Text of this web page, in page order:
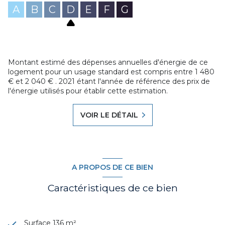
A B C D E F G
Montant estimé des dépenses annuelles d'énergie de ce
logement pour un usage standard est compris entre 1 480
€ et 2 040 € . 2021 étant l'année de référence des prix de
l'énergie utilisés pour établir cette estimation.
VOIR LE DÉTAIL
A PROPOS DE CE BIEN
Caractéristiques de ce bien
Surface 136 m²